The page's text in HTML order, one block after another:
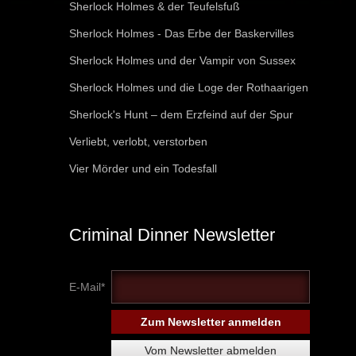
Sherlock Holmes & der Teufelsfuß
Sherlock Holmes - Das Erbe der Baskervilles
Sherlock Holmes und der Vampir von Sussex
Sherlock Holmes und die Loge der Rothaarigen
Sherlock's Hunt – dem Erzfeind auf der Spur
Verliebt, verlobt, verstorben
Vier Mörder und ein Todesfall
Criminal Dinner Newsletter
E-Mail*